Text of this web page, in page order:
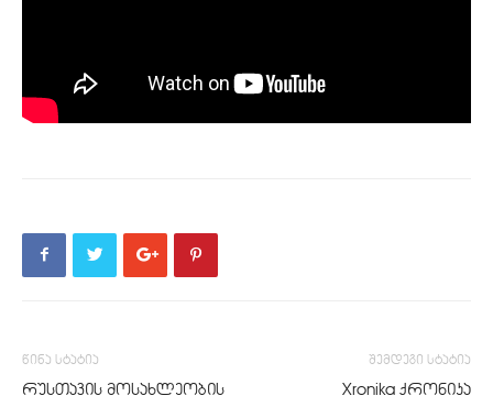
წინა სტატია
რუსთავის მოსახლეობის
შემდეგი სტატია
Xronika ქრონიკა